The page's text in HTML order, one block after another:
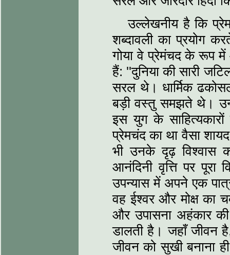
उल्‍लेखनीय है कि
शब्‍दावली का प्रयोग
गोया वे प्रेमंचद के रूप
हैं: ''दुनिया की सारी
सरल थे। धार्मिक
बड़ी वस्‍तु समझते थे।
इस युग के साहित्‍यकारों
प्रेमचंद का था वैसा
भी उनके दृढ़ विश्‍वास
आनंदिनी वृत्ति पर
उपन्‍यास में अपने एक
वह ईश्‍वर और मोक्ष का
और उपासना अहंकार की
डालती है। जहाँ जीवन
जीवन को सुखी बनाना